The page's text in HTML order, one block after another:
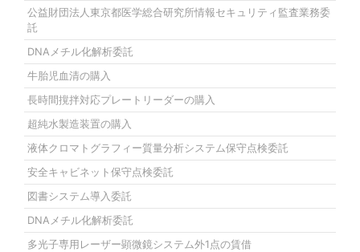
公益財団法人東京都医学総合研究所情報セキュリティ監査業務委
託
DNAメチル化解析委託
牛胎児血清の購入
長時間撹拌対応プレートリーダーの購入
超純水製造装置の購入
液体クロマトグラフィー質量分析システム保守点検委託
安全キャビネット保守点検委託
図書システム導入委託
DNAメチル化解析委託
多光子専用レーザー顕微鏡システム外1点の賃借